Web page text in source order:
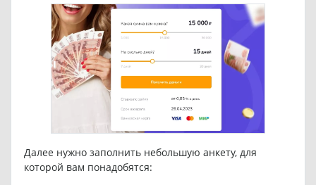
Далее нужно заполнить небольшую анкету, для
которой вам понадобятся: